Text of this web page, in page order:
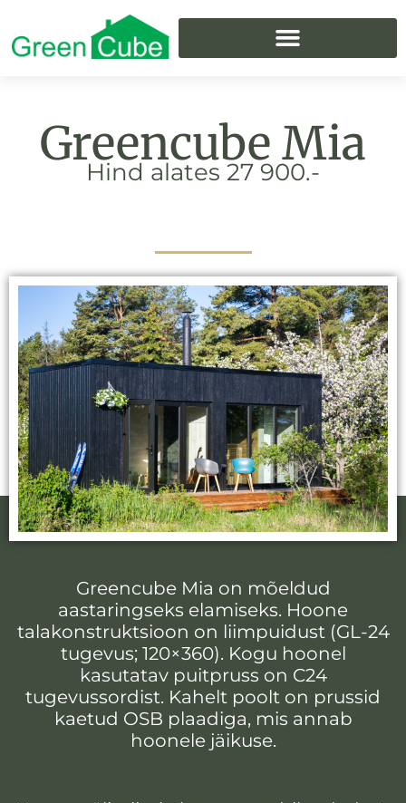
content
Greencube Mia
Hind alates 27 900.-
Greencube Mia on mõeldud
aastaringseks elamiseks. Hoone
talakonstruktsioon on liimpuidust (GL-24
tugevus; 120×360). Kogu hoonel
kasutatav puitpruss on C24
tugevussordist. Kahelt poolt on prussid
kaetud OSB plaadiga, mis annab
hoonele jäikuse.